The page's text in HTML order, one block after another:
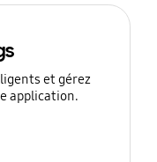
et gérez
application.